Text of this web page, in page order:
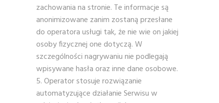
zachowania na stronie. Te informacje są
anonimizowane zanim zostaną przesłane
do operatora usługi tak, że nie wie on jakiej
osoby fizycznej one dotyczą. W
szczególności nagrywaniu nie podlegają
wpisywane hasła oraz inne dane osobowe.
Operator stosuje rozwiązanie
automatyzujące działanie Serwisu w